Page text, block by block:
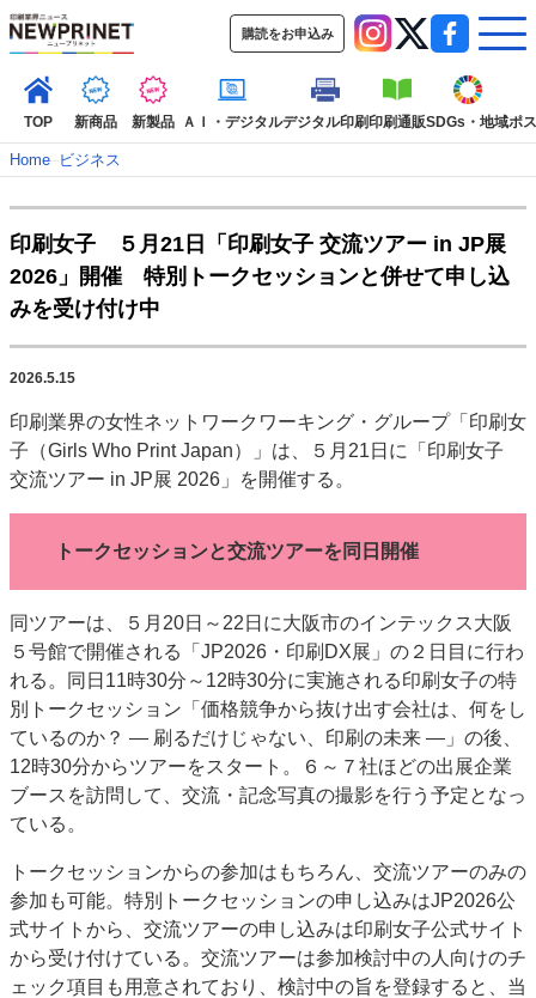
購読をお申込み
TOP 新商品 新製品 ＡＩ・デジタルデジタル印刷印刷通販SDGs・地域ポ
新着記事 特集記事
動画コンテンツ
インタビュー
コレクション
新商品
市場・統計
人事・移転・異動・訃報
特集記事カテゴリー一覧
特集・デジタル印刷 アイデアで勝負！ ～多様なビジネス・多彩な商材～
特集・デジタル印刷 ～ 新成長軌道を描く
案内
発刊案内
JFPI印刷用語集 印刷機材年鑑
運営
会社案内
購読・購入申し込み
サイトポリシー
お問い合わせ
Home–ビジネス
印刷女子 ５月21日「印刷女子 交流ツアー in JP展
2026」開催 特別トークセッションと併せて申し込
みを受け付け中
2026.5.15
印刷業界の女性ネットワークワーキング・グループ「印刷女
子（Girls Who Print Japan）」は、５月21日に「印刷女子
交流ツアー in JP展 2026」を開催する。
トークセッションと交流ツアーを同日開催
同ツアーは、５月20日～22日に大阪市のインテックス大阪
５号館で開催される「JP2026・印刷DX展」の２日目に行わ
れる。同日11時30分～12時30分に実施される印刷女子の特
別トークセッション「価格競争から抜け出す会社は、何をし
ているのか？ ― 刷るだけじゃない、印刷の未来 ―」の後、
12時30分からツアーをスタート。６～７社ほどの出展企業
ブースを訪問して、交流・記念写真の撮影を行う予定となっ
ている。
トークセッションからの参加はもちろん、交流ツアーのみの
参加も可能。特別トークセッションの申し込みはJP2026公
式サイトから、交流ツアーの申し込みは印刷女子公式サイト
から受け付けている。交流ツアーは参加検討中の人向けのチ
ェック項目も用意されており、検討中の旨を登録すると、当